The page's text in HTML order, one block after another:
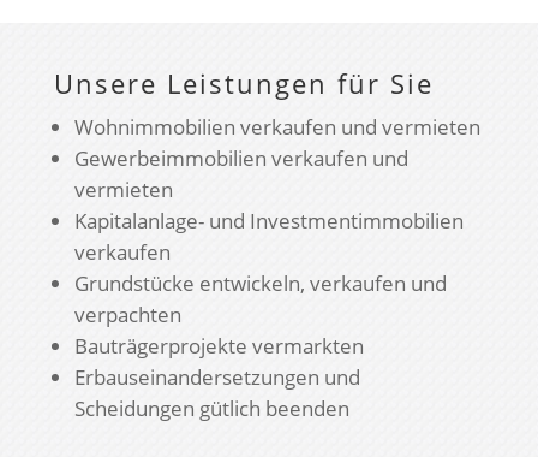
Unsere Leistungen für Sie
Wohnimmobilien verkaufen und vermieten
Gewerbeimmobilien verkaufen und
vermieten
Kapitalanlage- und Investmentimmobilien
verkaufen
Grundstücke entwickeln, verkaufen und
verpachten
Bauträgerprojekte vermarkten
Erbauseinandersetzungen und
Scheidungen gütlich beenden